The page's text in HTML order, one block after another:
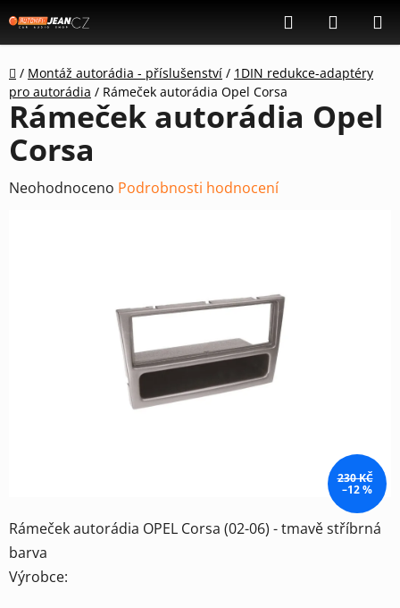
na
obsah
Hledat
KOŠÍK
Domů
/ Montáž autorádia - příslušenství / 1DIN redukce-adaptéry
pro autorádia / Rámeček autorádia Opel Corsa
Rámeček autorádia OPEL Corsa (02-06) - tmavě stříbrná
barva
Výrobce:
Rámeček autorádia Opel
Corsa
Průměrné
Neohodnoceno Podrobnosti hodnocení
230 KČ
–12 %